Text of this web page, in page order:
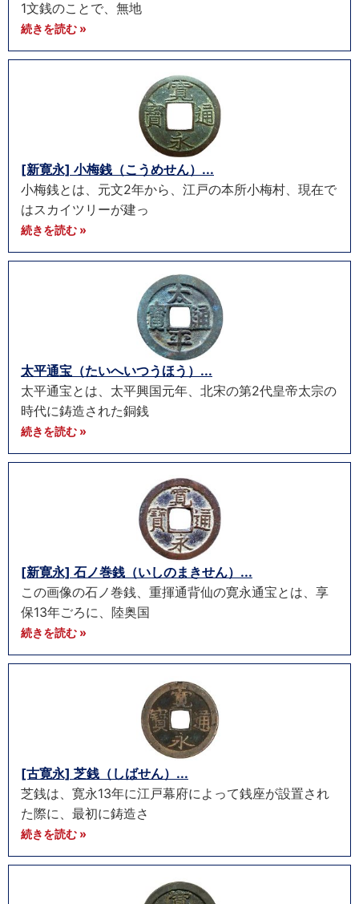
1文銭のことで、無地
続きを読む »
[新寛永] 小梅銭（こうめせん）...
小梅銭とは、元文2年から、江戸の本所小梅村、現在で
はスカイツリーが建っ
続きを読む »
太平通宝（たいへいつうほう）...
太平通宝とは、太平興国元年、北宋の第2代皇帝太宗の
時代に鋳造された銅銭
続きを読む »
[新寛永] 石ノ巻銭（いしのまきせん）...
この画像の石ノ巻銭、重揮通背仙の寛永通宝とは、享
保13年ごろに、陸奥国
続きを読む »
[古寛永] 芝銭（しばせん）...
芝銭は、寛永13年に江戸幕府によって銭座が設置され
た際に、最初に鋳造さ
続きを読む »